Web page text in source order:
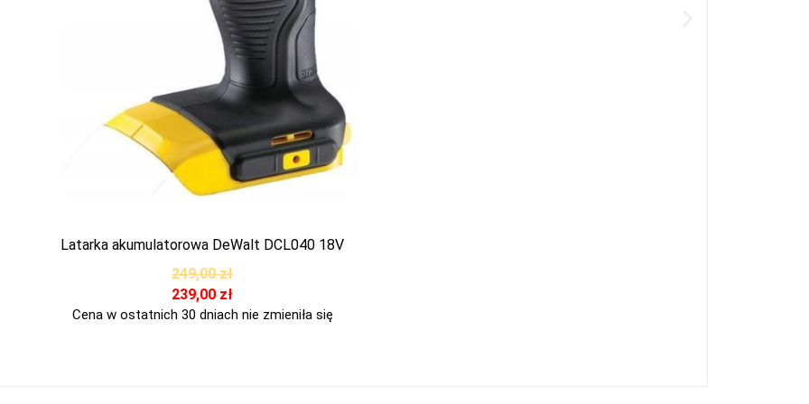
Latarka akumulatorowa DeWalt DCL040 18V
249,00zł
239,00 zł
Cena w ostatnich 30 dniach nie zmieniła się